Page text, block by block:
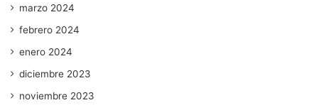
marzo 2024
febrero 2024
enero 2024
diciembre 2023
noviembre 2023